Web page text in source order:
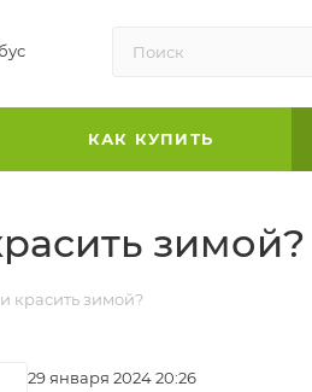
КАК КУПИТЬ
зимой?
красить зимой?
29 января 2024 20:26